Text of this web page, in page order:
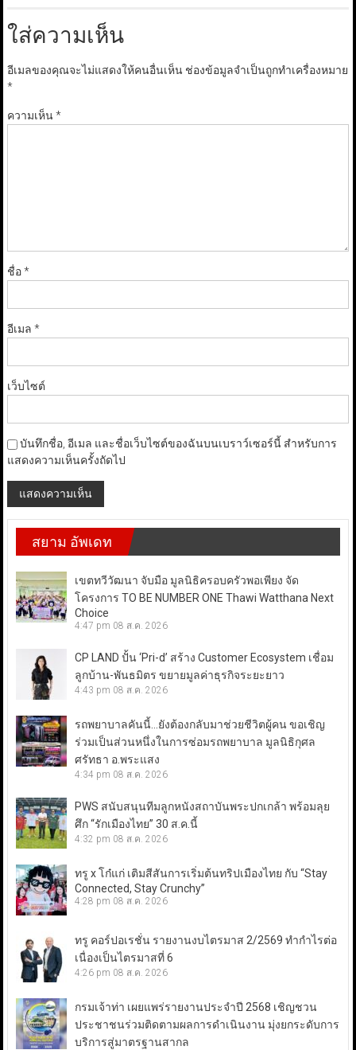
ใส่ความเห็น
อีเมลของคุณจะไม่แสดงให้คนอื่นเห็น ช่องข้อมูลจำเป็นถูกทำเครื่องหมาย
*
ความเห็น*
ชื่อ*
อีเมล *
เว็บไซต์
บันทึกชื่อ, อีเมล และชื่อเว็บไซต์ของฉันบนเบราว์เซอร์นี้ สำหรับการ
แสดงความเห็นครั้งถัดไป
สยาม อัพเดท
เขตทวีวัฒนา จับมือ มูลนิธิครอบครัวพอเพียง จัด
โครงการ TO BE NUMBER ONE Thawi Watthana Next
Choice
4:47 pm 08 ส.ค. 2026
CP LAND ปั้น ‘Pri-d’ สร้าง Customer Ecosystem เชื่อม
ลูกบ้าน-พันธมิตร ขยายมูลค่าธุรกิจระยะยาว
4:43 pm 08 ส.ค. 2026
รถพยาบาลคันนี้…ยังต้องกลับมาช่วยชีวิตผู้คน ขอเชิญ
ร่วมเป็นส่วนหนึ่งในการซ่อมรถพยาบาล มูลนิธิกุศล
ศรัทธา อ.พระแสง
4:34 pm 08 ส.ค. 2026
PWS สนับสนุนทีมลูกหนังสถาบันพระปกเกล้า พร้อมลุย
ศึก “รักเมืองไทย” 30 ส.ค.นี้
4:32 pm 08 ส.ค. 2026
ทรู x โก๋แก่ เติมสีสันการเริ่มต้นทริปเมืองไทย กับ “Stay
Connected, Stay Crunchy”
4:28 pm 08 ส.ค. 2026
ทรู คอร์ปอเรชั่น รายงานงบไตรมาส 2/2569 ทำกำไรต่อ
เนื่องเป็นไตรมาสที่ 6
4:26 pm 08 ส.ค. 2026
กรมเจ้าท่า เผยแพร่รายงานประจำปี 2568 เชิญชวน
ประชาชนร่วมติดตามผลการดำเนินงาน มุ่งยกระดับการ
บริการสู่มาตรฐานสากล